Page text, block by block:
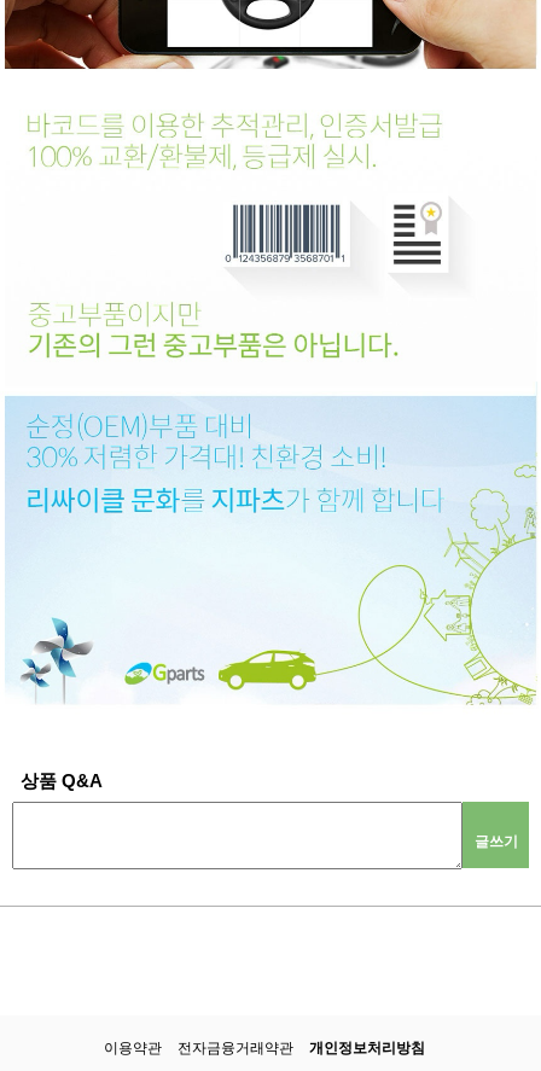
상품 Q&A
글쓰기
이용약관 전자금융거래약관 개인정보처리방침